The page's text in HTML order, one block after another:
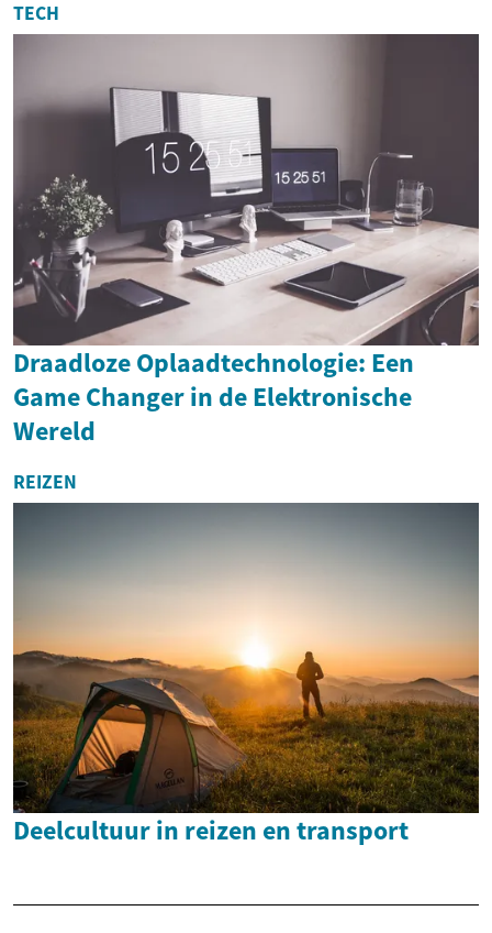
TECH
Draadloze Oplaadtechnologie: Een
Game Changer in de Elektronische
Wereld
REIZEN
Deelcultuur in reizen en transport